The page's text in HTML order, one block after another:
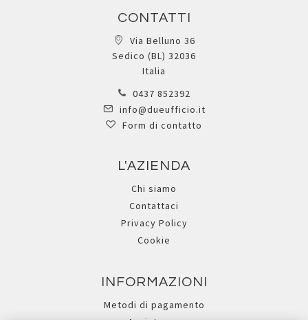
CONTATTI
Via Belluno 36
Sedico (BL) 32036
Italia
0437 852392
info@dueufficio.it
Form di contatto
L'AZIENDA
Chi siamo
Contattaci
Privacy Policy
Cookie
INFORMAZIONI
Metodi di pagamento